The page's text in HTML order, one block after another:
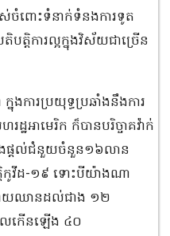
ចំពោះទំនាក់ទំនងការទូត
ត្តិការល្អក្នុងវិស័យជាច្រើន
ការប្រយុទ្ធប្រឆាំងនឹងការ
ឋអាមេរិក ក៏បានបរិច្ចាគវ៉ាក់
ផ្តល់ជំនួយចំនួន១៦លាន
តិកូវីដ-១៩ ទោះបីយ៉ាងណា
ោយឈានដល់ជាង ១២
លកើនឡើង ៤០